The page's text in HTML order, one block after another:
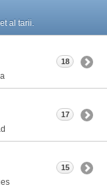
al tarii.
18
17
15